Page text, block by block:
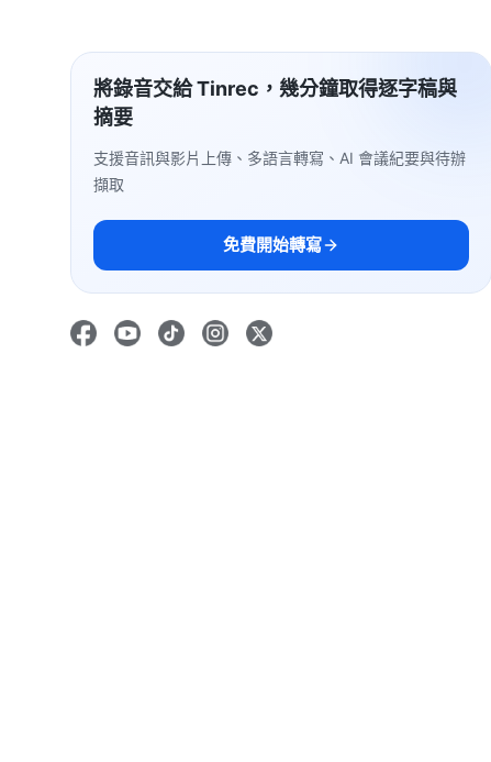
將錄音交給 Tinrec，幾分鐘取得逐字稿與
摘要
支援音訊與影片上傳、多語言轉寫、AI 會議紀要與待辦
擷取
免費開始轉寫